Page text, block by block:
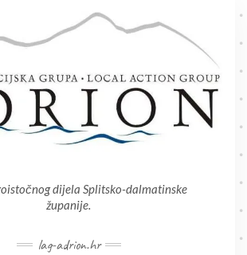
dijela Splitsko-dalmatinske
županije.
lag-adrion.hr